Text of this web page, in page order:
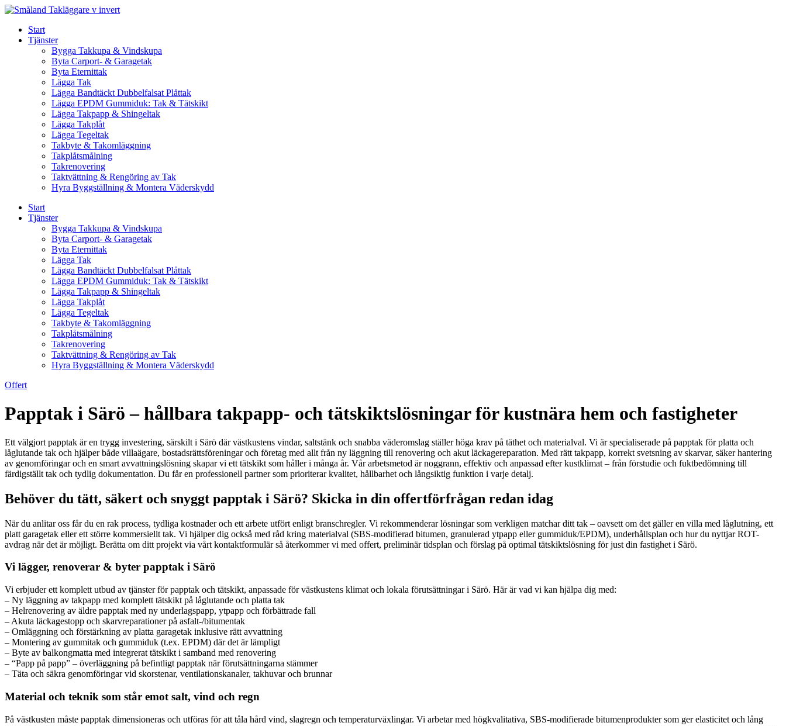
Skip
contentStart
Tjänster
Bygga Takkupa & Vindskupa
Byta Carport- & Garagetak
Byta Eternittak
Lägga Tak
Lägga Bandtäckt Dubbelfalsat Plåttak
Lägga EPDM Gummiduk: Tak & Tätskikt
Lägga Takpapp & Shingeltak
Lägga Takplåt
Lägga Tegeltak
Takbyte & Takomläggning
Takplåtsmålning
Takrenovering
Taktvättning & Rengöring av Tak
Hyra Byggställning & Montera Väderskydd
Start
Tjänster
Bygga Takkupa & Vindskupa
Byta Carport- & Garagetak
Byta Eternittak
Lägga Tak
Lägga Bandtäckt Dubbelfalsat Plåttak
Lägga EPDM Gummiduk: Tak & Tätskikt
Lägga Takpapp & Shingeltak
Lägga Takplåt
Lägga Tegeltak
Takbyte & Takomläggning
Takplåtsmålning
Takrenovering
Taktvättning & Rengöring av Tak
Hyra Byggställning & Montera Väderskydd
Offert
Papptak i Särö – hållbara takpapp- och tätskiktslösningar för kustnära hem och fastigheter
Ett välgjort papptak är en trygg investering, särskilt i Särö där västkustens vindar, saltstänk och snabba väderomslag ställer höga krav på täthet och materialval. Vi är specialiserade på papptak för platta och
låglutande tak och hjälper både villaägare, bostadsrättsföreningar och företag med allt från ny läggning till renovering och akut läckagereparation. Med rätt takpapp, korrekt svetsning av skarvar, säker hantering
av genomföringar och en smart avvattningslösning skapar vi ett tätskikt som håller i många år. Vår arbetsmetod är noggrann, effektiv och anpassad efter kustklimat – från förstudie och fuktbedömning till
färdigställt tak och tydlig dokumentation. Du får en professionell partner som prioriterar kvalitet, hållbarhet och långsiktig funktion i varje detalj.
Behöver du tätt, säkert och snyggt papptak i Särö? Skicka in din offertförfrågan redan idag
När du anlitar oss får du en rak process, tydliga kostnader och ett arbete utfört enligt branschregler. Vi rekommenderar lösningar som verkligen matchar ditt tak – oavsett om det gäller en villa med låglutning, ett
platt garagetak eller ett större kommersiellt tak. Vi hjälper dig också med råd kring materialval (SBS-modifierad bitumen, granulerad ytpapp eller gummiduk/EPDM), underhållsplan och hur du nyttjar ROT-
avdrag när det är möjligt. Berätta om ditt projekt via vårt kontaktformulär så återkommer vi med offert, preliminär tidsplan och förslag på optimal tätskiktslösning för just din fastighet i Särö.
Vi lägger, renoverar & byter papptak i Särö
Vi erbjuder ett komplett utbud av tjänster för papptak och tätskikt, anpassade för västkustens klimat och lokala förutsättningar i Särö. Här är vad vi kan hjälpa dig med:
– Ny läggning av takpapp med komplett tätskikt på låglutande och platta tak
– Helrenovering av äldre papptak med ny underlagspapp, ytpapp och förbättrade fall
– Akuta läckagestopp och skarvreparationer på asfalt-/bitumentak
– Omläggning och förstärkning av platta garagetak inklusive rätt avvattning
– Montering av gummitak och gummiduk (t.ex. EPDM) där det är lämpligt
– Byte av balkongmatta med integrerat tätskikt i samband med renovering
– “Papp på papp” – överläggning på befintligt papptak när förutsättningarna stämmer
– Täta och säkra genomföringar vid skorstenar, ventilationskanaler, takhuvar och brunnar
Material och teknik som står emot salt, vind och regn
På västkusten måste papptak dimensioneras och utföras för att tåla hård vind, slagregn och temperaturväxlingar. Vi arbetar med högkvalitativa, SBS-modifierade bitumenprodukter som ger elasticitet och lång